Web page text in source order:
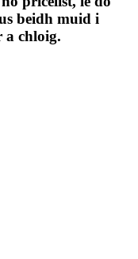
beidh muid i
a chloig.